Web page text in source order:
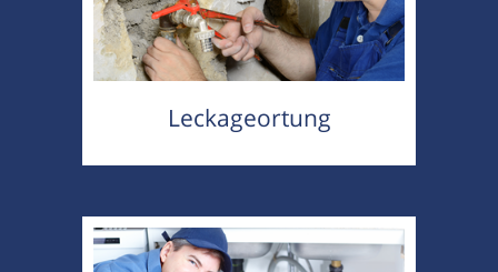
Leckageortung